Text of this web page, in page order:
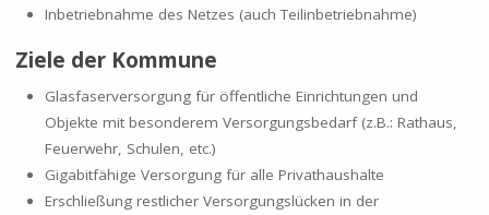
Inbetriebnahme des Netzes (auch Teilinbetriebnahme)
Ziele der Kommune
Glasfaserversorgung für öffentliche Einrichtungen und
Objekte mit besonderem Versorgungsbedarf (z.B.: Rathaus,
Feuerwehr, Schulen, etc.)
Gigabitfähige Versorgung für alle Privathaushalte
Erschließung restlicher Versorgungslücken in der